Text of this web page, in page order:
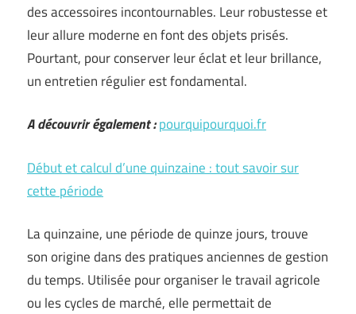
des accessoires incontournables. Leur robustesse et
leur allure moderne en font des objets prisés.
Pourtant, pour conserver leur éclat et leur brillance,
un entretien régulier est fondamental.
A découvrir également :pourquipourquoi.fr
Début et calcul d’une quinzaine : tout savoir sur
cette période
La quinzaine, une période de quinze jours, trouve
son origine dans des pratiques anciennes de gestion
du temps. Utilisée pour organiser le travail agricole
ou les cycles de marché, elle permettait de